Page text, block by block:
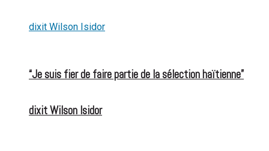
“Je suis fier de faire partie de la sélection haïtienne”
dixit Wilson Isidor